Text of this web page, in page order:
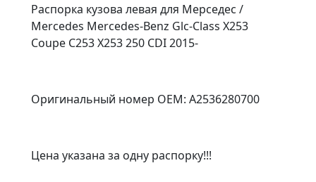
Распорка кузова левая для Мерседес /
Mercedes Mercedes-Benz Glc-Class X253
Coupe C253 X253 250 CDI 2015-
Оригинальный номер OEM: A2536280700
Цена указана за одну распорку!!!